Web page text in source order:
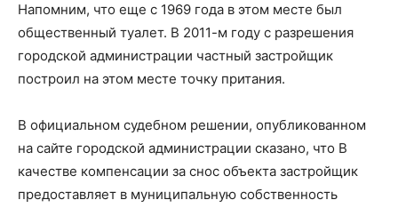
Напомним, что еще с 1969 года в этом месте был
общественный туалет. В 2011-м году с разрешения
городской администрации частный застройщик
построил на этом месте точку притания.
В официальном судебном решении, опубликованном
на сайте городской администрации сказано, что В
качестве компенсации за снос объекта застройщик
предоставляет в муниципальную собственность